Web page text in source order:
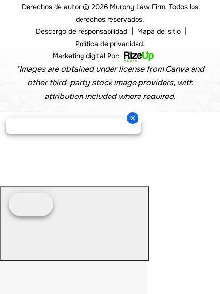
Derechos de autor © 2026 Murphy Law Firm. Todos los
derechos reservados.
Descargo de responsabilidad | Mapa del sitio |
Política de privacidad.
Marketing digital Por:
*Images are obtained under license from Canva and
other third-party stock image providers, with
attribution included where required.